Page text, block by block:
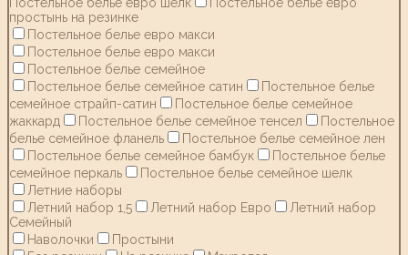
простынь на резинке
Постельное белье евро макси
Постельное белье евро макси
Постельное белье семейное
Постельное белье семейное сатин
Постельное белье
семейное страйп-сатин
Постельное белье семейное
жаккард
Постельное белье семейное тенсел
Постельное
белье семейное фланель
Постельное белье семейное лен
Постельное белье семейное бамбук
Постельное белье
семейное перкаль
Постельное белье семейное шелк
Летние наборы
Летний набор 1,5
Летний набор Евро
Летний набор
Семейный
Наволочки
Простыни